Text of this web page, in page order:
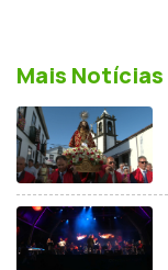
Mais Notícias